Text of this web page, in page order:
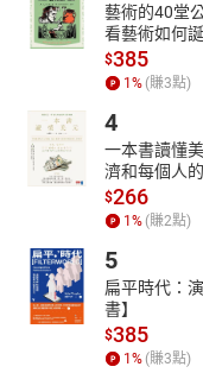
藝術的40堂
看藝術如何
$385
1% (賺3點)
4
一本書讀懂
濟和每個人
$266
1% (賺2點)
5
扁平時代：
書】
$385
1% (賺3點)